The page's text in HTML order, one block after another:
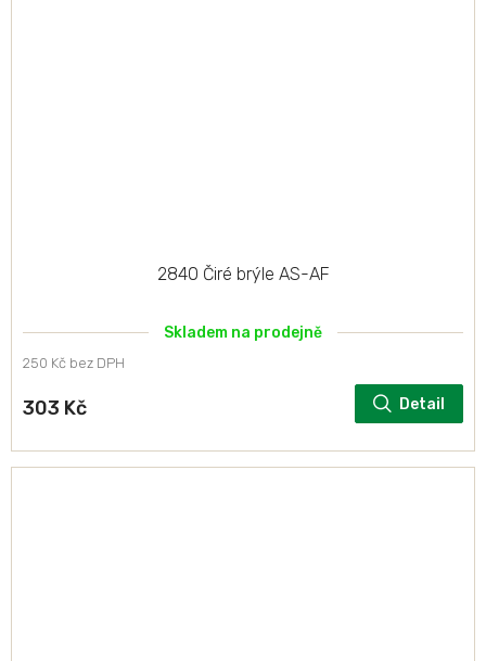
2840 Čiré brýle AS-AF
Skladem na prodejně
250 Kč bez DPH
303 Kč Detail